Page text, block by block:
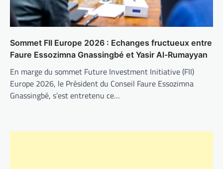
Sommet FII Europe 2026 : Echanges fructueux entre
Faure Essozimna Gnassingbé et Yasir Al-Rumayyan
En marge du sommet Future Investment Initiative (FII)
Europe 2026, le Président du Conseil Faure Essozimna
Gnassingbé, s’est entretenu ce…